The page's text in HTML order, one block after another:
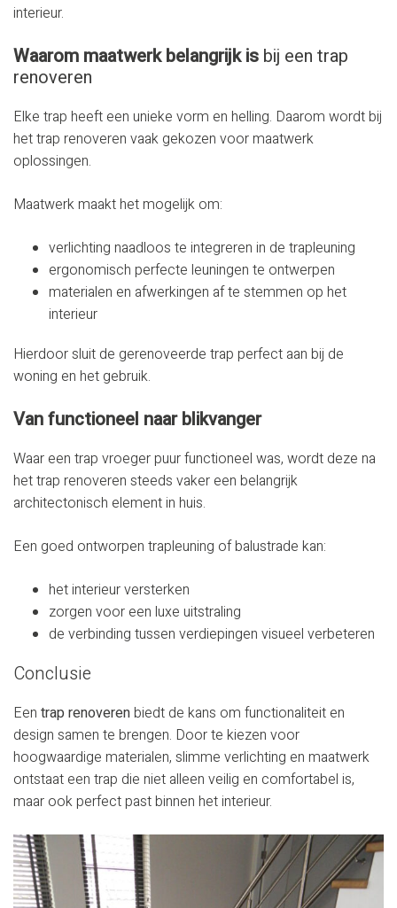
interieur.
Waarom maatwerk belangrijk is bij een trap
renoveren
Elke trap heeft een unieke vorm en helling. Daarom wordt bij
het trap renoveren vaak gekozen voor maatwerk
oplossingen.
Maatwerk maakt het mogelijk om:
verlichting naadloos te integreren in de trapleuning
ergonomisch perfecte leuningen te ontwerpen
materialen en afwerkingen af te stemmen op het
interieur
Hierdoor sluit de gerenoveerde trap perfect aan bij de
woning en het gebruik.
Van functioneel naar blikvanger
Waar een trap vroeger puur functioneel was, wordt deze na
het trap renoveren steeds vaker een belangrijk
architectonisch element in huis.
Een goed ontworpen trapleuning of balustrade kan:
het interieur versterken
zorgen voor een luxe uitstraling
de verbinding tussen verdiepingen visueel verbeteren
Conclusie
Een trap renoverenbiedt de kans om functionaliteit en
design samen te brengen. Door te kiezen voor
hoogwaardige materialen, slimme verlichting en maatwerk
ontstaat een trap die niet alleen veilig en comfortabel is,
maar ook perfect past binnen het interieur.